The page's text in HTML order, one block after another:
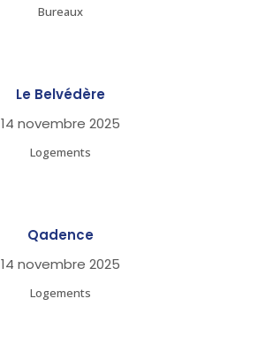
Bureaux
Le Belvédère
14 novembre 2025
Logements
Qadence
14 novembre 2025
Logements